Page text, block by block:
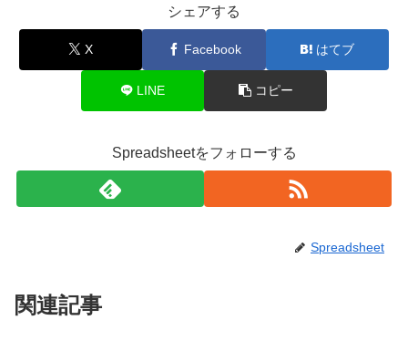
シェアする
X Facebook はてブ
LINE コピー
Spreadsheetをフォローする
Spreadsheet
関連記事